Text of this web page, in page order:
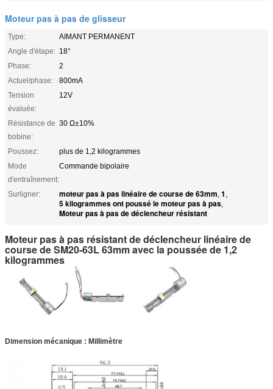
Moteur pas à pas de glisseur
Type:
AIMANT PERMANENT
Angle d'étape: 18°
Phase:
2
Actuel/phase:
800mA
Tension
évaluée:
12V
Résistance de
bobine:
30 Ω±10%
Poussez:
plus de 1,2 kilogrammes
Mode
d'entraînement:
Commande bipolaire
Surligner: moteur pas à pas linéaire de course de 63mm, 1 ,
5 kilogrammes ont poussé le moteur pas à pas,
Moteur pas à pas de déclencheur résistant
Moteur pas à pas résistant de déclencheur linéaire de
course de SM20-63L 63mm avec la poussée de 1,2
kilogrammes
Dimension mécanique : Millimètre